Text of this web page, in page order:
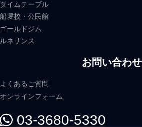
タイムテーブル
船堀校・公民館
ゴールドジム
ルネサンス
お問い合わせ
よくあるご質問
オンラインフォーム
03-3680-5330